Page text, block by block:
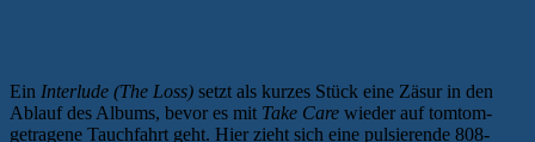
Ein Interlude (The Loss) setzt als kurzes Stück eine Zäsur in den
Ablauf des Albums, bevor es mit Take Care wieder auf tomtom-
getragene Tauchfahrt geht. Hier zieht sich eine pulsierende 808-